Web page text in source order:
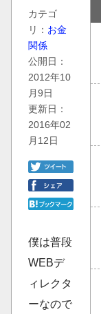
カテゴ
リ： お金
関係
公開日：
2012年10
月9日
更新日：
2016年02
月12日
僕は普段
WEBデ
ィレクタ
ーなので